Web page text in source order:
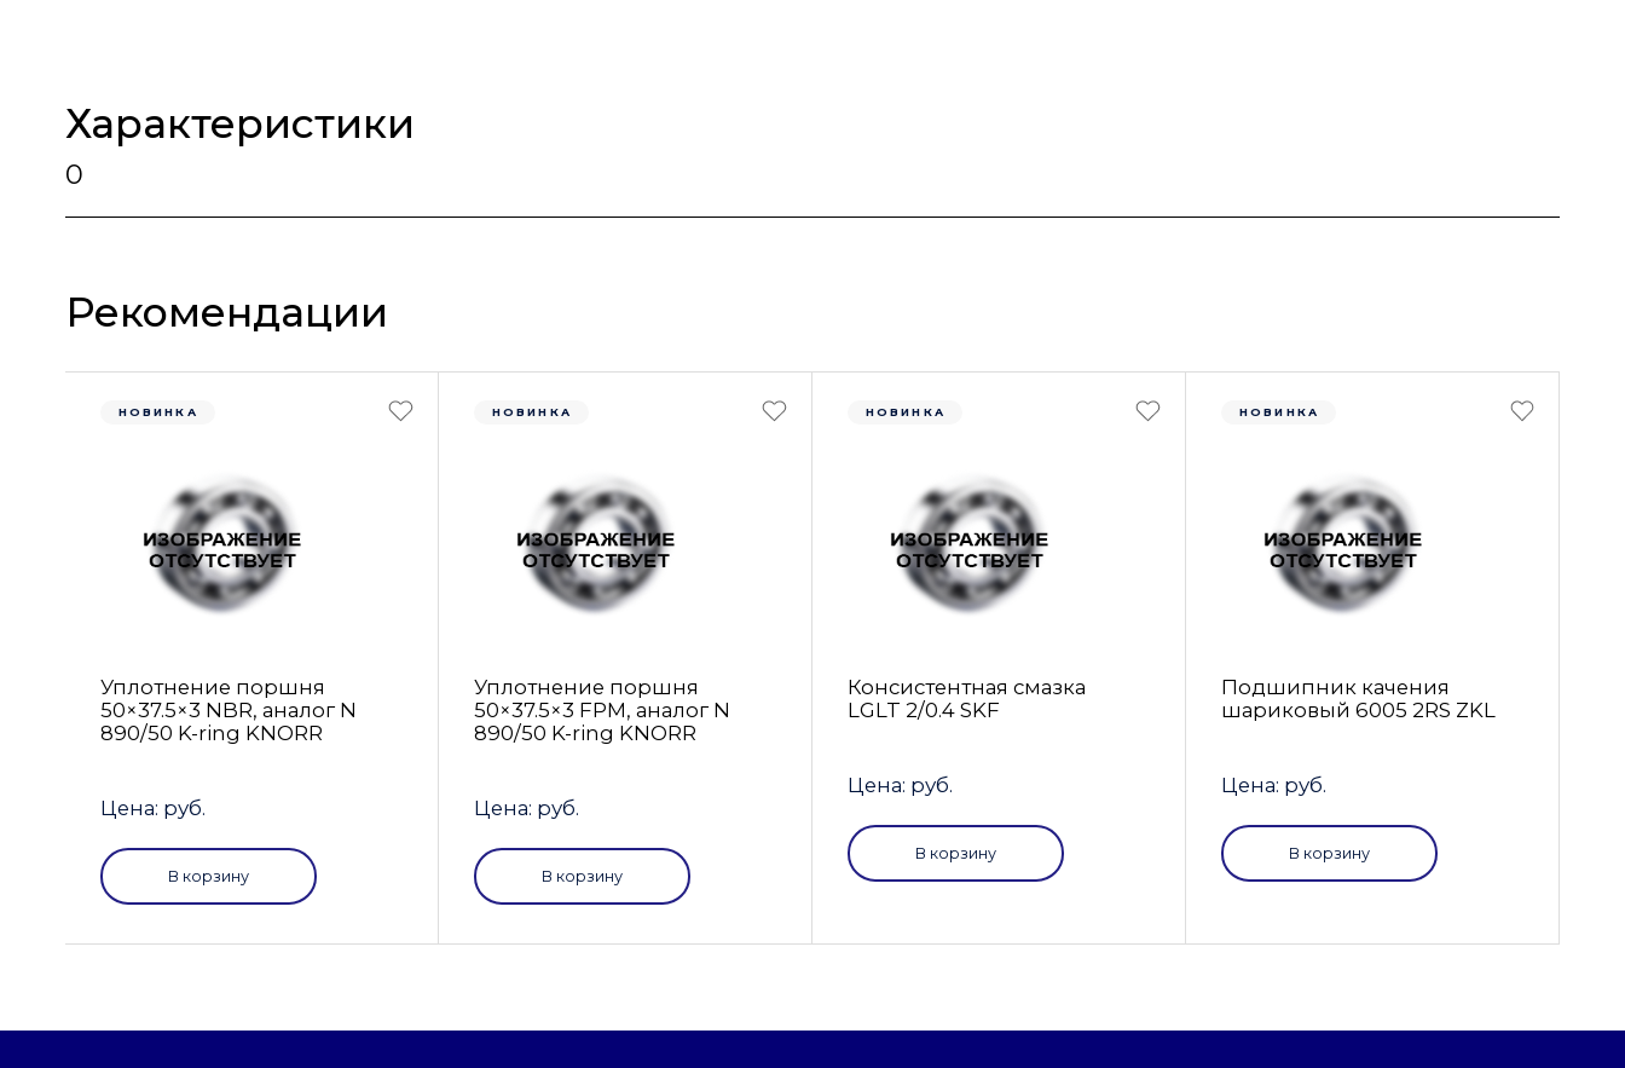
Характеристики
0
Рекомендации
НОВИНКА
Уплотнение поршня
50×37.5×3 NBR, аналог N
890/50 K-ring KNORR
Цена: руб.
В корзину
НОВИНКА
Уплотнение поршня
50×37.5×3 FРM, аналог N
890/50 K-ring KNORR
Цена: руб.
В корзину
НОВИНКА
Консистентная смазка
LGLT 2/0.4 SKF
Цена: руб.
В корзину
НОВИНКА
Подшипник качения
шариковый 6005 2RS ZKL
Цена: руб.
В корзину